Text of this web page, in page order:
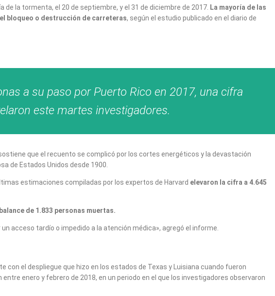
de la tormenta, el 20 de septiembre, y el 31 de diciembre de 2017. La mayoría de las
bloqueo o destrucción de carreteras, según el estudio publicado en el diario de
a su paso por Puerto Rico en 2017, una cifra
este martes investigadores.
que el recuento se complicó por los cortes energéticos y la devastación
de Estados Unidos desde 1900.
estimaciones compiladas por los expertos de Harvard elevaron la cifra a 4.645
de 1.833 personas muertas.
acceso tardío o impedido a la atención médica», agregó el informe.
el despliegue que hizo en los estados de Texas y Luisiana cuando fueron
enero y febrero de 2018, en un periodo en el que los investigadores observaron